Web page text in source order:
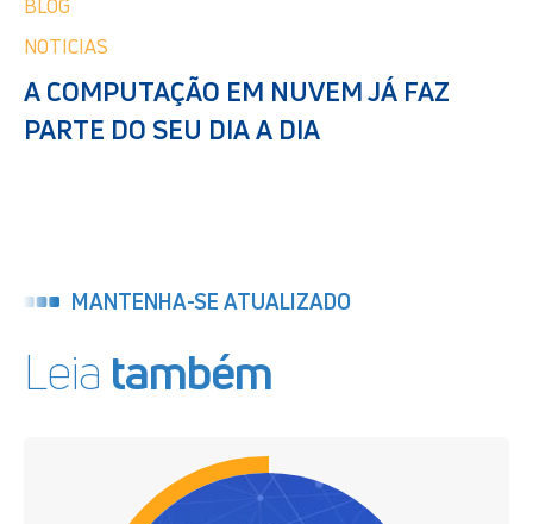
BLOG
NOTICIAS
A COMPUTAÇÃO EM NUVEM JÁ FAZ
PARTE DO SEU DIA A DIA
MANTENHA-SE ATUALIZADO
Leia também